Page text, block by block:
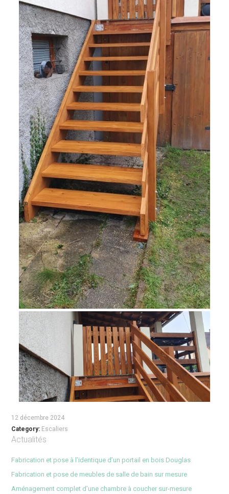
12 décembre 2024
Category: Escaliers
Actualités
Fabrication et pose à l’identique d’un portail en bois Douglas
Fabrication et pose de meubles de salle de bain sur mesure
Aménagement complet d’une chambre à coucher sur-mesure